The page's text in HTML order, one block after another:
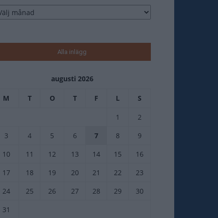
Alla inlägg
augusti 2026
M T O T F L S
1
2
3
4 5 6 7 8
9
10
11 12 13 14 15
16
17
18 19 20 21 22
23
24
25 26 27 28 29
30
31